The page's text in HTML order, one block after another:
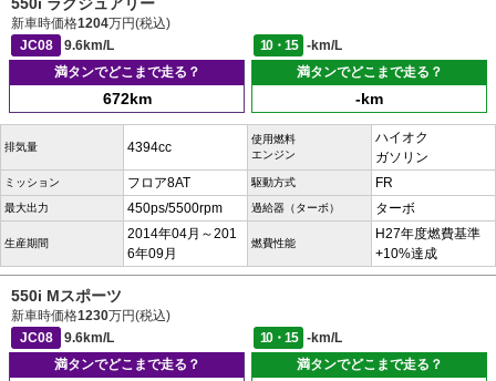
550i ラグジュアリー
新車時価格1204万円(税込)
JC08
9.6km/L 10・15
-km/L
満タンでどこまで走る？
672km
満タンでどこまで走る？
-km
排気量 4394cc
使用燃料
エンジン
ハイオク
ガソリン
ミッション フロア8AT 駆動方式 FR
最大出力 450ps/5500rpm 過給器（ターボ） ターボ
生産期間
2014年04月～201
6年09月
燃費性能
H27年度燃費基準
+10%達成
550i Mスポーツ
新車時価格1230万円(税込)
JC08
9.6km/L 10・15
-km/L
満タンでどこまで走る？
満タンでどこまで走る？